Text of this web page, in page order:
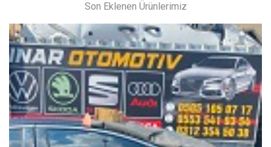
Son Eklenen Ürünlerimiz